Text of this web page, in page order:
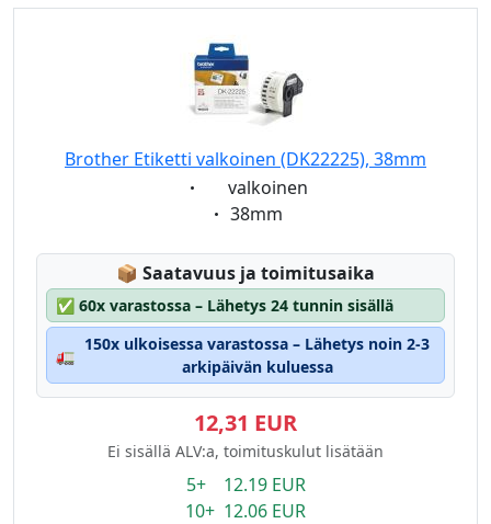
Brother Etiketti valkoinen (DK22225), 38mm
Eigenschaft:
valkoinen
Eigenschaft:
38mm
📦 Lagerstatus:
Saatavuus ja toimitusaika
✅ 60x varastossa – Lähetys 24 tunnin sisällä
🚛
150x ulkoisessa varastossa – Lähetys noin 2-3
arkipäivän kuluessa
12,31 EUR
Ei sisällä ALV:a, toimituskulut lisätään
5+ 12.19 EUR
10+ 12.06 EUR